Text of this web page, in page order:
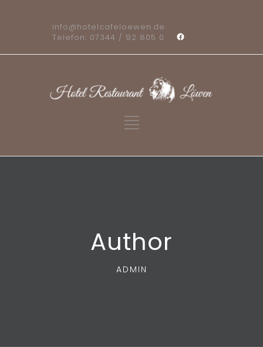
info@hotelcafeloewen.de
Telefon: 07344 / 92 805 0
Author
ADMIN